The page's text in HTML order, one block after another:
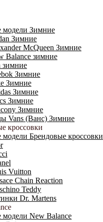
модели Зимние
Зимние
McQueen Зимние
Balance зимние
зимние
Зимние
Зимние
Зимние
Зимние
Зимние
Vans (Ванс) Зимние
кроссовки
модели Брендовые кроссовки
Vuitton
Chain Reaction
Teddy
Dr. Martens
модели New Balance